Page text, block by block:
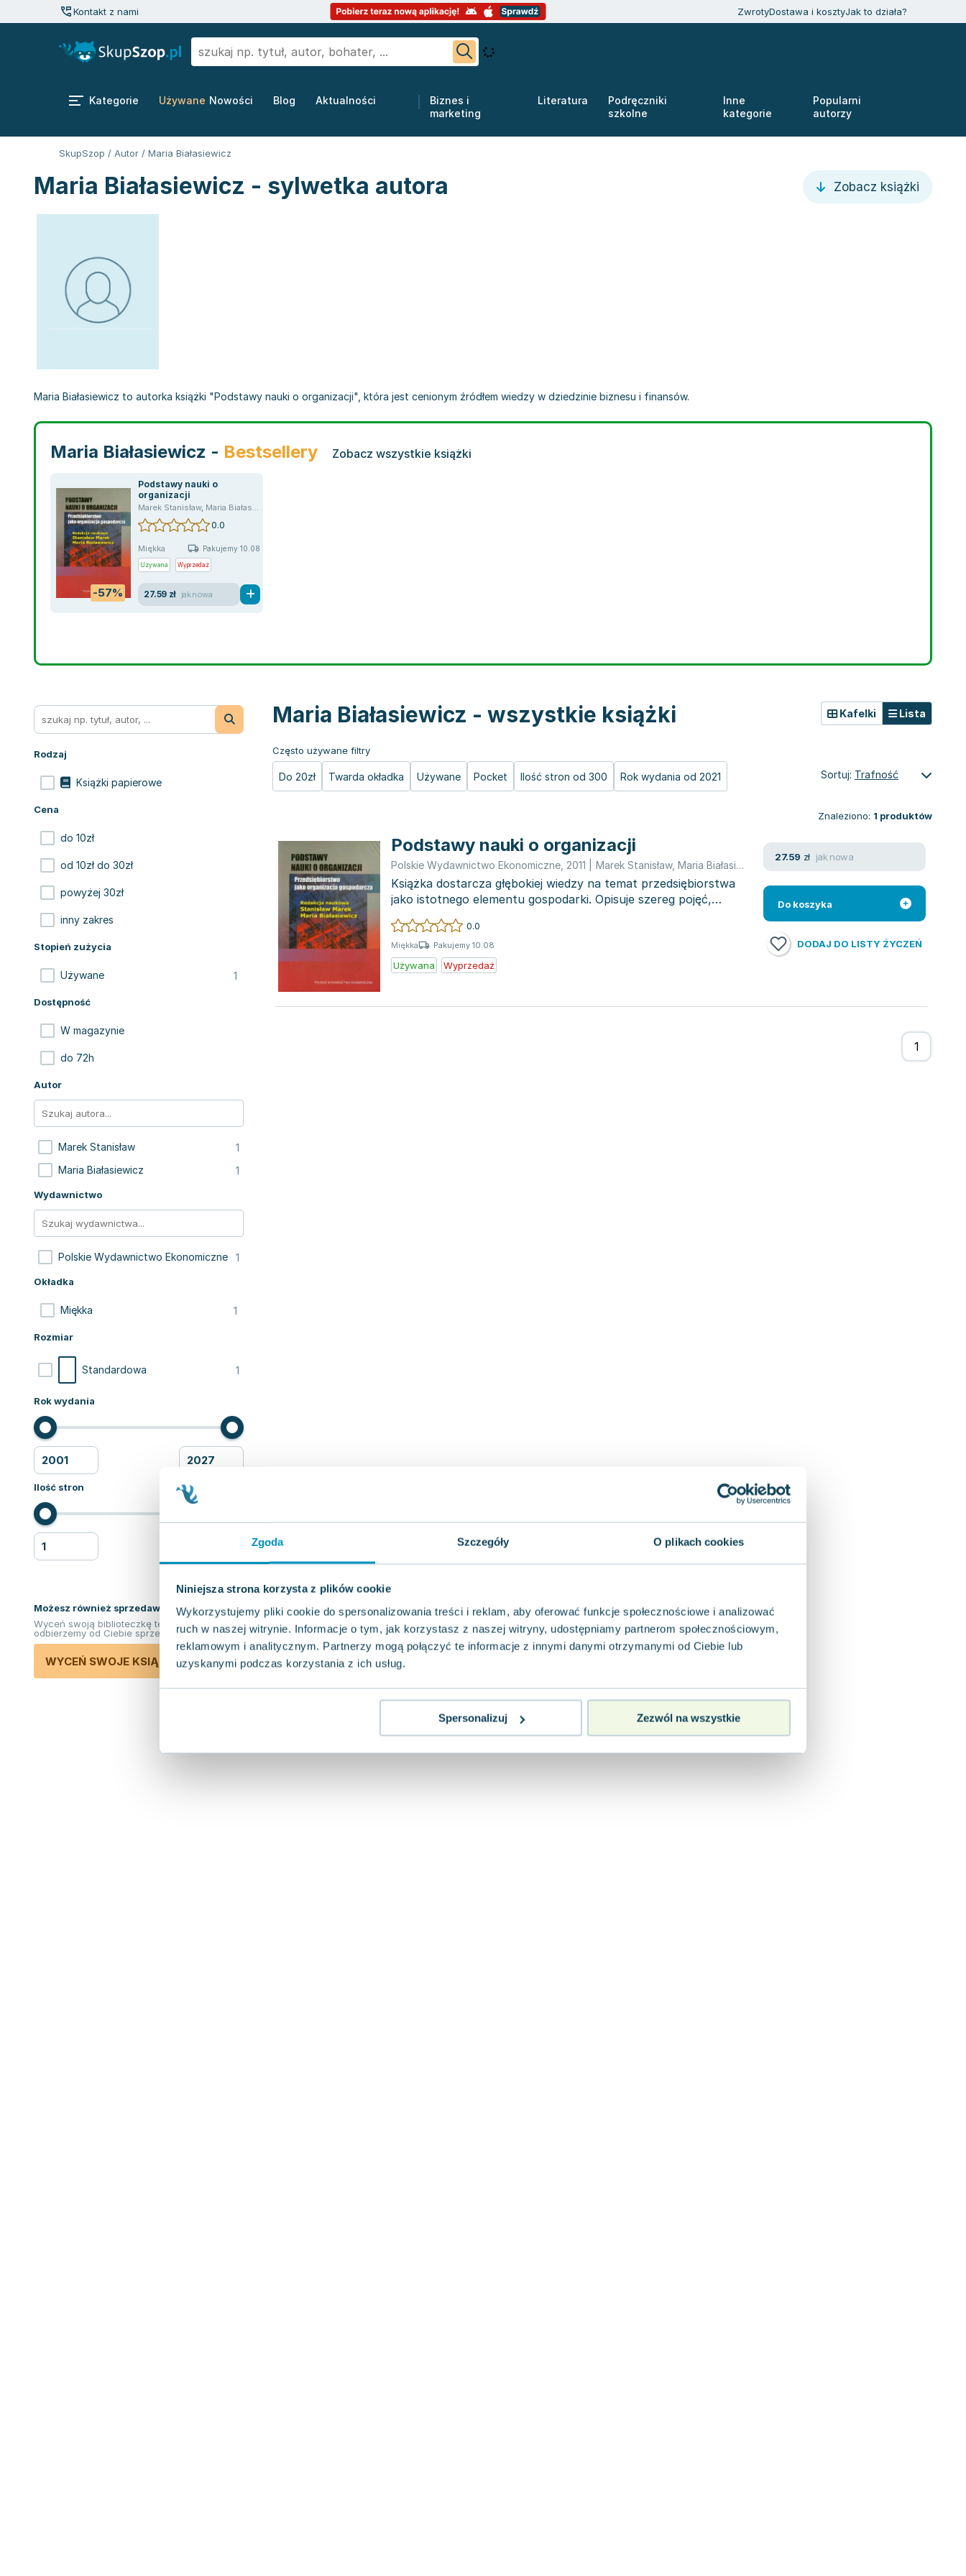
Zgoda Szczegóły O plikach cookies
Niniejsza strona korzysta z plików cookie
Wykorzystujemy pliki cookie do spersonalizowania treści i reklam, aby oferować funkcje społecznościowe i analizować
ruch w naszej witrynie. Informacje o tym, jak korzystasz z naszej witryny, udostępniamy partnerom społecznościowym,
reklamowym i analitycznym. Partnerzy mogą połączyć te informacje z innymi danymi otrzymanymi od Ciebie lub
uzyskanymi podczas korzystania z ich usług.
Spersonalizuj Zezwól na wszystkie
Kontakt z nami ZwrotyDostawa i kosztyJak to działa?
Kategorie Używane Nowości Blog Aktualności
Biznes i
marketing
Literatura
Podręczniki
szkolne
Inne
kategorie
Popularni
autorzy
SkupSzop / Autor / Maria Białasiewicz
Maria Białasiewicz - sylwetka autora Zobacz książki
Maria Białasiewicz to autorka książki "Podstawy nauki o organizacji", która jest cenionym źródłem wiedzy w dziedzinie biznesu i finansów.
Maria Białasiewicz - Bestsellery Zobacz wszystkie książki
-57%
Podstawy nauki o
organizacji
Marek Stanisław, Maria Białasiewicz
0.0
Miękka Pakujemy 10.08
Używana Wyprzedaż
27.59 zł jak nowa
Rodzaj
Książki papierowe
Cena
do 10zł
od 10zł do 30zł
powyżej 30zł
inny zakres
Stopień zużycia
Używane 1
Dostępność
W magazynie
do 72h
Autor
Marek Stanisław 1
Maria Białasiewicz 1
Wydawnictwo
Polskie Wydawnictwo Ekonomiczne 1
Okładka
Miękka 1
Rozmiar
Standardowa 1
Rok wydania
Ilość stron
Możesz również sprzedawać ksiązki!
Wyceń swoją biblioteczkę teraz. Odkupimy i
odbierzemy od Ciebie sprzedane książki.
WYCEŃ SWOJE KSIĄŻKI
Maria Białasiewicz - wszystkie książki
Często używane filtry
Do 20zł Twarda okładka Używane Pocket Ilość stron od 300 Rok wydania od 2021
Kafelki Lista
Sortuj: Trafność
Znaleziono: 1 produktów
Podstawy nauki o organizacji
Polskie Wydawnictwo Ekonomiczne 2011 Marek Stanisław, Maria Białasiewicz
Książka dostarcza głębokiej wiedzy na temat przedsiębiorstwa
jako istotnego elementu gospodarki. Opisuje szereg pojęć,
klasyfikacj...
0.0
Miękka Pakujemy 10.08
Używana Wyprzedaż
27.59 zł jak nowa
Do koszyka
DODAJ DO LISTY ŻYCZEŃ